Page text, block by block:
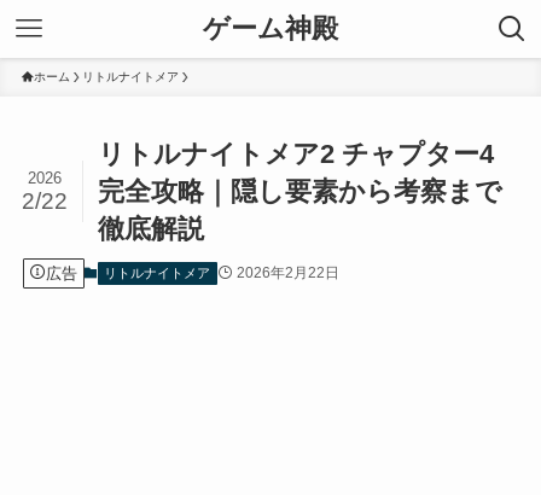
ゲーム神殿
ホーム リトルナイトメア
リトルナイトメア2 チャプター4
完全攻略｜隠し要素から考察まで
徹底解説
2026
2/22
広告 リトルナイトメア 2026年2月22日